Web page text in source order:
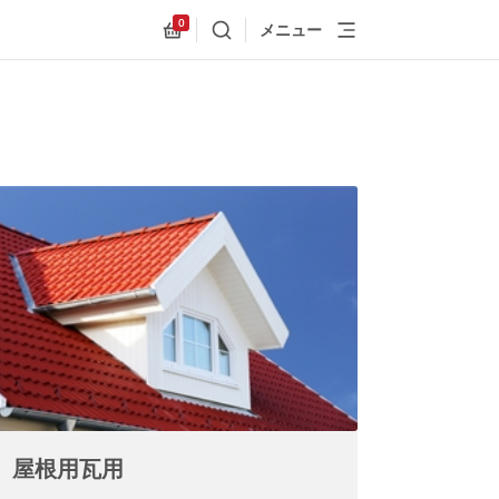
Allnex.GeneralResources.Cart
0
検索 メニュー
屋根用瓦用